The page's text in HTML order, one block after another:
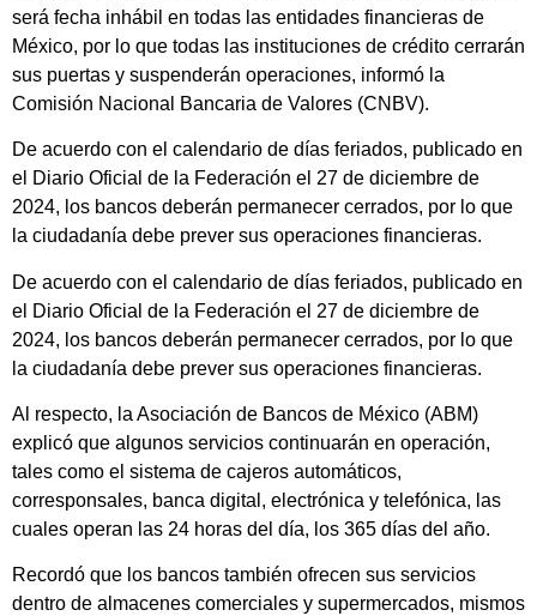
será fecha inhábil en todas las entidades financieras de
México, por lo que todas las instituciones de crédito cerrarán
sus puertas y suspenderán operaciones, informó la
Comisión Nacional Bancaria de Valores (CNBV).
De acuerdo con el calendario de días feriados, publicado en
el Diario Oficial de la Federación el 27 de diciembre de
2024, los bancos deberán permanecer cerrados, por lo que
la ciudadanía debe prever sus operaciones financieras.
De acuerdo con el calendario de días feriados, publicado en
el Diario Oficial de la Federación el 27 de diciembre de
2024, los bancos deberán permanecer cerrados, por lo que
la ciudadanía debe prever sus operaciones financieras.
Al respecto, la Asociación de Bancos de México (ABM)
explicó que algunos servicios continuarán en operación,
tales como el sistema de cajeros automáticos,
corresponsales, banca digital, electrónica y telefónica, las
cuales operan las 24 horas del día, los 365 días del año.
Recordó que los bancos también ofrecen sus servicios
dentro de almacenes comerciales y supermercados, mismos